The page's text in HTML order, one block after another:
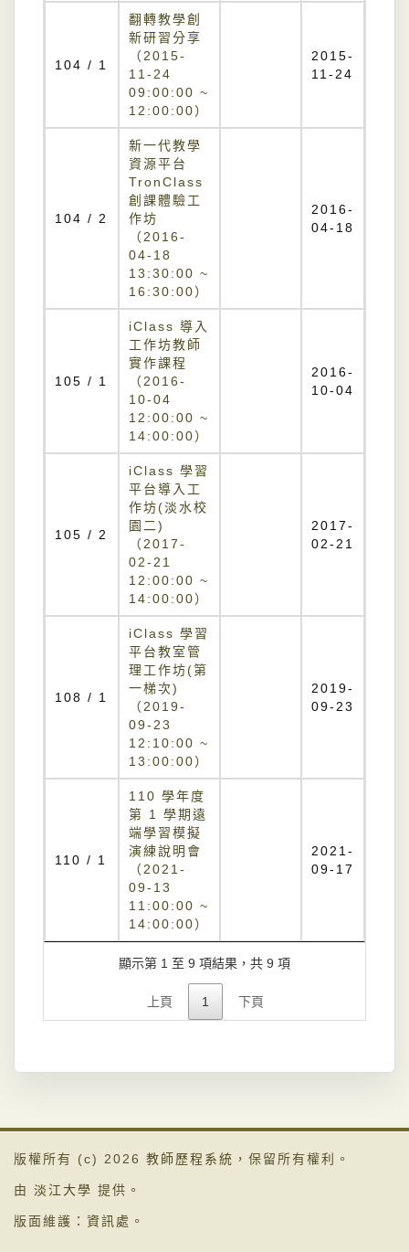
104 / 1
翻轉教學創
新研習分享
（2015-
11-24
09:00:00 ~
12:00:00）
2015-
11-24
104 / 2
新一代教學
資源平台
TronClass
創課體驗工
作坊
（2016-
04-18
13:30:00 ~
16:30:00）
2016-
04-18
105 / 1
iClass 導入
工作坊教師
實作課程
（2016-
10-04
12:00:00 ~
14:00:00）
2016-
10-04
105 / 2
iClass 學習
平台導入工
作坊(淡水校
園二)
（2017-
02-21
12:00:00 ~
14:00:00）
2017-
02-21
108 / 1
iClass 學習
平台教室管
理工作坊(第
一梯次)
（2019-
09-23
12:10:00 ~
13:00:00）
2019-
09-23
110 / 1
110 學年度
第 1 學期遠
端學習模擬
演練說明會
（2021-
09-13
11:00:00 ~
14:00:00）
2021-
09-17
顯示第 1 至 9 項結果，共 9 項
上頁 1 下頁
版權所有 (c) 2026 教師歷程系統 ，保留所有權利。
由 淡江大學 提供。
版面維護： 資訊處 。